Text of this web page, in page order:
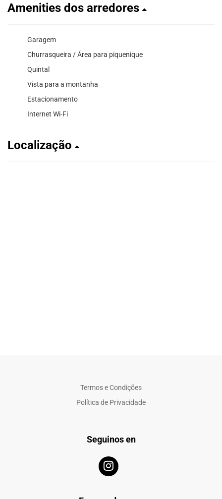
Amenities dos arredores
Garagem
Churrasqueira / Área para piquenique
Quintal
Vista para a montanha
Estacionamento
Internet Wi-Fi
Localização
Termos e Condições
Política de Privacidade
Seguinos en